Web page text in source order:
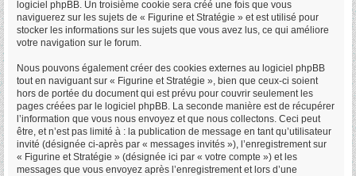
logiciel phpBB. Un troisième cookie sera créé une fois que vous
naviguerez sur les sujets de « Figurine et Stratégie » et est utilisé pour
stocker les informations sur les sujets que vous avez lus, ce qui améliore
votre navigation sur le forum.
Nous pouvons également créer des cookies externes au logiciel phpBB
tout en naviguant sur « Figurine et Stratégie », bien que ceux-ci soient
hors de portée du document qui est prévu pour couvrir seulement les
pages créées par le logiciel phpBB. La seconde manière est de récupérer
l’information que vous nous envoyez et que nous collectons. Ceci peut
être, et n’est pas limité à : la publication de message en tant qu’utilisateur
invité (désignée ci-après par « messages invités »), l’enregistrement sur
« Figurine et Stratégie » (désignée ici par « votre compte ») et les
messages que vous envoyez après l’enregistrement et lors d’une